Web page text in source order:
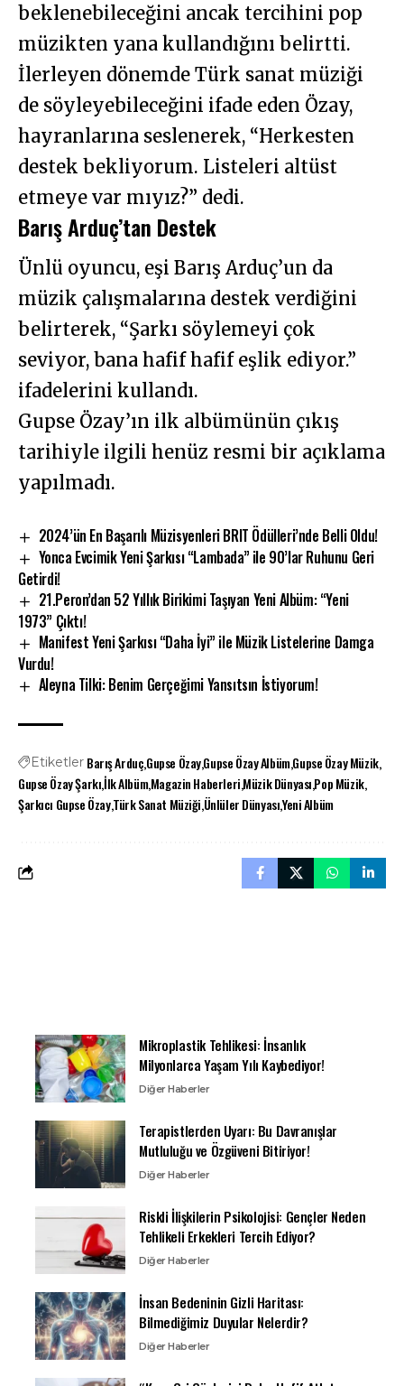
beklenebileceğini ancak tercihini pop
müzikten yana kullandığını belirtti.
İlerleyen dönemde Türk sanat müziği
de söyleyebileceğini ifade eden Özay,
hayranlarına seslenerek, “Herkesten
destek bekliyorum. Listeleri altüst
etmeye var mıyız?” dedi.
Barış Arduç’tan Destek
Ünlü oyuncu, eşi Barış Arduç’un da
müzik çalışmalarına destek verdiğini
belirterek, “Şarkı söylemeyi çok
seviyor, bana hafif hafif eşlik ediyor.”
ifadelerini kullandı.
Gupse Özay’ın ilk albümünün çıkış
tarihiyle ilgili henüz resmi bir açıklama
yapılmadı.
2024’ün En Başarılı Müzisyenleri BRIT Ödülleri’nde Belli Oldu!
Yonca Evcimik Yeni Şarkısı “Lambada” ile 90’lar Ruhunu Geri
Getirdi!
21.Peron’dan 52 Yıllık Birikimi Taşıyan Yeni Albüm: “Yeni
1973” Çıktı!
Manifest Yeni Şarkısı “Daha İyi” ile Müzik Listelerine Damga
Vurdu!
Aleyna Tilki: Benim Gerçeğimi Yansıtsın İstiyorum!
Etiketler Barış ArduçGupse ÖzayGupse Özay AlbümGupse Özay Müzik
Gupse Özay Şarkıİlk AlbümMagazin HaberleriMüzik DünyasıPop Müzik
Şarkıcı Gupse ÖzayTürk Sanat MüziğiÜnlüler DünyasıYeni Albüm
Mikroplastik Tehlikesi: İnsanlık
Milyonlarca Yaşam Yılı Kaybediyor!
Diğer Haberler
Terapistlerden Uyarı: Bu Davranışlar
Mutluluğu ve Özgüveni Bitiriyor!
Diğer Haberler
Riskli İlişkilerin Psikolojisi: Gençler Neden
Tehlikeli Erkekleri Tercih Ediyor?
Diğer Haberler
İnsan Bedeninin Gizli Haritası:
Bilmediğimiz Duyular Nelerdir?
Diğer Haberler